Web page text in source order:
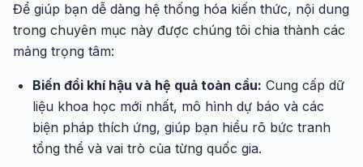
Để giúp bạn dễ dàng hệ thống hóa kiến thức, nội dung
trong chuyên mục này được chúng tôi chia thành các
mảng trọng tâm:
Biến đổi khí hậu và hệ quả toàn cầu: Cung cấp dữ
liệu khoa học mới nhất, mô hình dự báo và các
biện pháp thích ứng, giúp bạn hiểu rõ bức tranh
tổng thể và vai trò của từng quốc gia.